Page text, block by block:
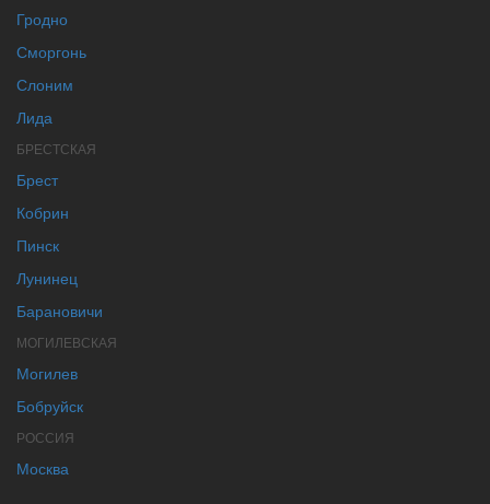
Гродно
Сморгонь
Слоним
Лида
БРЕСТСКАЯ
Брест
Кобрин
Пинск
Лунинец
Барановичи
МОГИЛЕВСКАЯ
Могилев
Бобруйск
РОССИЯ
Москва